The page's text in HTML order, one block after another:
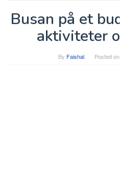
Busan på et
aktiviteter
By Faishal Posted on